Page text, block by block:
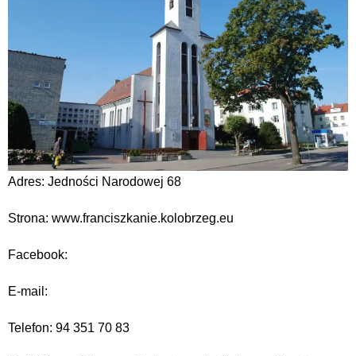
Adres: Jedności Narodowej 68
Strona: www.franciszkanie.kolobrzeg.eu
Facebook:
E-mail:
Telefon: 94 351 70 83